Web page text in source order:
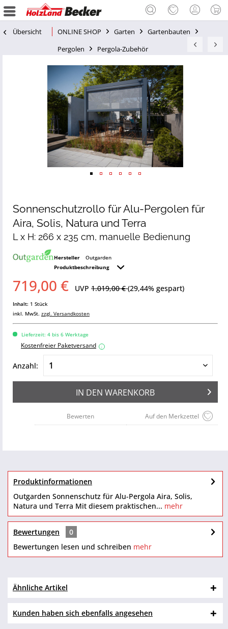
Übersicht ONLINE SHOP Garten
Gartenbauten
Pergolen
Pergola-Zubehör
Sonnenschutzrollo für Alu-Pergolen für
Aira, Solis, Natura und Terra
L x H: 266 x 235 cm, manuelle Bedienung
Hersteller
Outgarden
Produktbeschreibung
719,00 € UVP 1.019,00 €(29,44% gespart)
Inhalt: 1 Stück
inkl. MwSt. zzgl. Versandkosten
Lieferzeit: 4 bis 6 Werktage
Kostenfreier Paketversand i
Anzahl:
IN DEN WARENKORB
Auf den Merkzettel
Bewerten
Produktinformationen
Outgarden Sonnenschutz für Alu-Pergola Aira, Solis,
Natura und Terra Mit diesem praktischen... mehr
Bewertungen
0
Bewertungen lesen und schreiben mehr
Ähnliche Artikel
Kunden haben sich ebenfalls angesehen